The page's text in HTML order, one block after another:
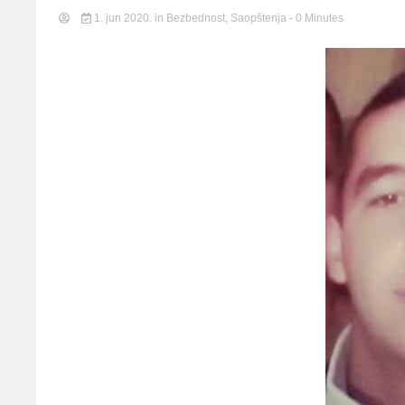
Srbije
1. jun 2020. in Bezbednost, Saopštenja - 0 Minutes